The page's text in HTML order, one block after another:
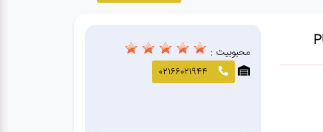
محبوبیت :
02166021944